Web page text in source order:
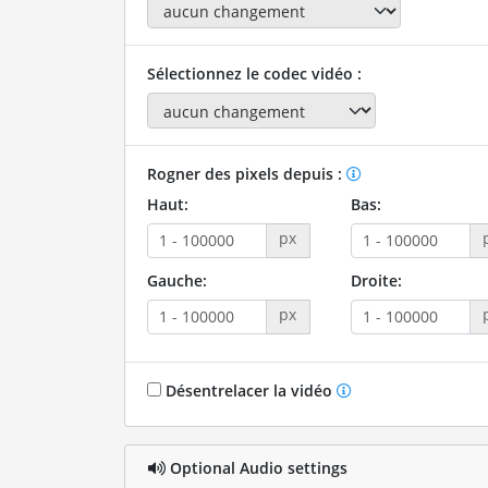
Sélectionnez le codec vidéo :
Rogner des pixels depuis :
Haut:
px
Bas:
Gauche:
px
Droite:
Désentrelacer la vidéo
Optional Audio settings